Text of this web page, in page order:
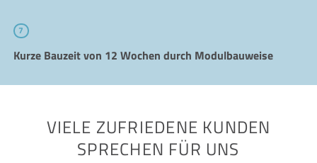
7
Kurze Bauzeit von 12 Wochen durch Modulbauweise
VIELE ZUFRIEDENE KUNDEN
SPRECHEN FÜR UNS